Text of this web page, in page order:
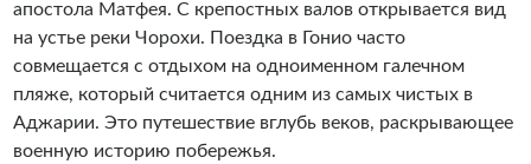
апостола Матфея. С крепостных валов открывается вид
на устье реки Чорохи. Поездка в Гонио часто
совмещается с отдыхом на одноименном галечном
пляже, который считается одним из самых чистых в
Аджарии. Это путешествие вглубь веков, раскрывающее
военную историю побережья.